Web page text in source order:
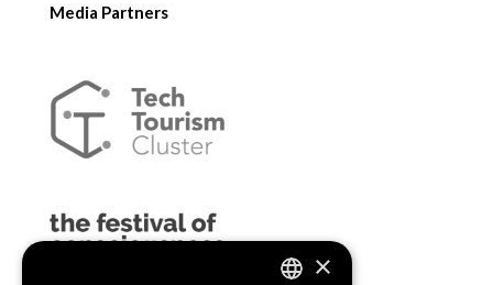
Media Partners
×